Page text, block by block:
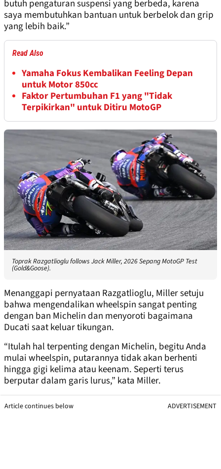
butuh pengaturan suspensi yang berbeda, karena
saya membutuhkan bantuan untuk berbelok dan grip
yang lebih baik.”
Read Also
Yamaha Fokus Kembalikan Feeling Depan
untuk Motor 850cc
Faktor Pertumbuhan F1 yang "Tidak
Terpikirkan" untuk Ditiru MotoGP
Toprak Razgatlioglu follows Jack Miller, 2026 Sepang MotoGP Test
(Gold&Goose).
Menanggapi pernyataan Razgatlioglu, Miller setuju
bahwa mengendalikan wheelspin sangat penting
dengan ban Michelin dan menyoroti bagaimana
Ducati saat keluar tikungan.
“Itulah hal terpenting dengan Michelin, begitu Anda
mulai wheelspin, putarannya tidak akan berhenti
hingga gigi kelima atau keenam. Seperti terus
berputar dalam garis lurus,” kata Miller.
Article continues below ADVERTISEMENT